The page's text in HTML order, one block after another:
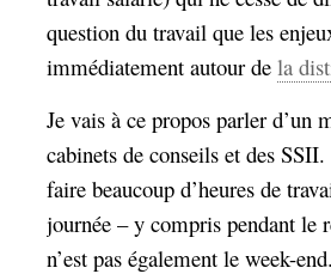
question du travail que les
immédiatement autour de la
Je vais à ce propos parler d’un
cabinets de conseils et des
faire beaucoup d’heures de
journée – y compris pendant le
n’est pas également le week-